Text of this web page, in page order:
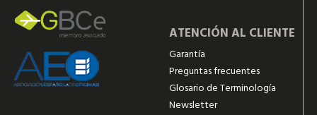
ATENCIÓN AL CLIENTE
Garantía
Preguntas frecuentes
Glosario de Terminología
Newsletter